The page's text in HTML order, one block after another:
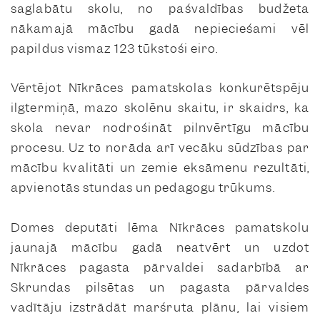
saglabātu skolu, no pašvaldības budžeta
nākamajā mācību gadā nepieciešami vēl
papildus vismaz 123 tūkstoši eiro.
Vērtējot Nīkrāces pamatskolas konkurētspēju
ilgtermiņā, mazo skolēnu skaitu, ir skaidrs, ka
skola nevar nodrošināt pilnvērtīgu mācību
procesu. Uz to norāda arī vecāku sūdzības par
mācību kvalitāti un zemie eksāmenu rezultāti,
apvienotās stundas un pedagogu trūkums.
Domes deputāti lēma Nīkrāces pamatskolu
jaunajā mācību gadā neatvērt un uzdot
Nīkrāces pagasta pārvaldei sadarbībā ar
Skrundas pilsētas un pagasta pārvaldes
vadītāju izstrādāt maršruta plānu, lai visiem